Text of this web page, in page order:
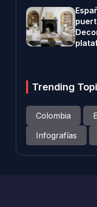
Trending
Colombia
Infografías